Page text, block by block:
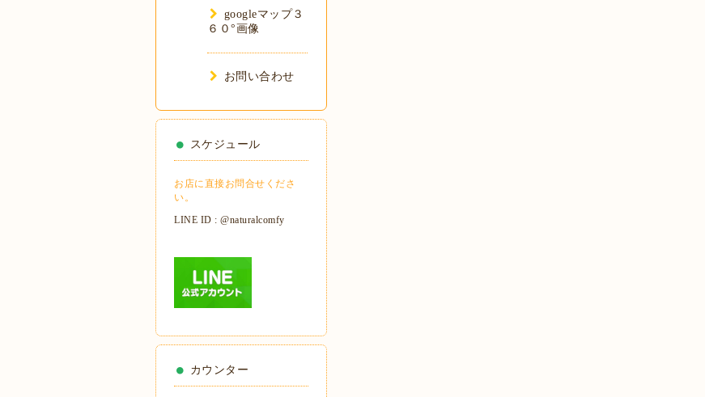
googleマップ３
６０°画像
お問い合わせ
スケジュール
お店に直接お問合せくださ
い。
LINE ID : @naturalcomfy
カウンター